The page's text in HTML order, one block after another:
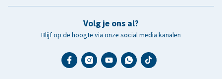
Volg je ons al?
Blijf op de hoogte via onze social media kanalen